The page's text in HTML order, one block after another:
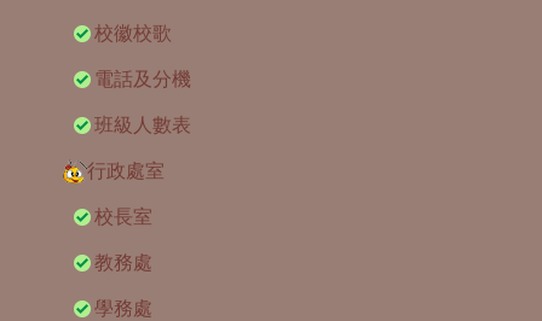
校徽校歌
電話及分機
班級人數表
行政處室
校長室
教務處
學務處